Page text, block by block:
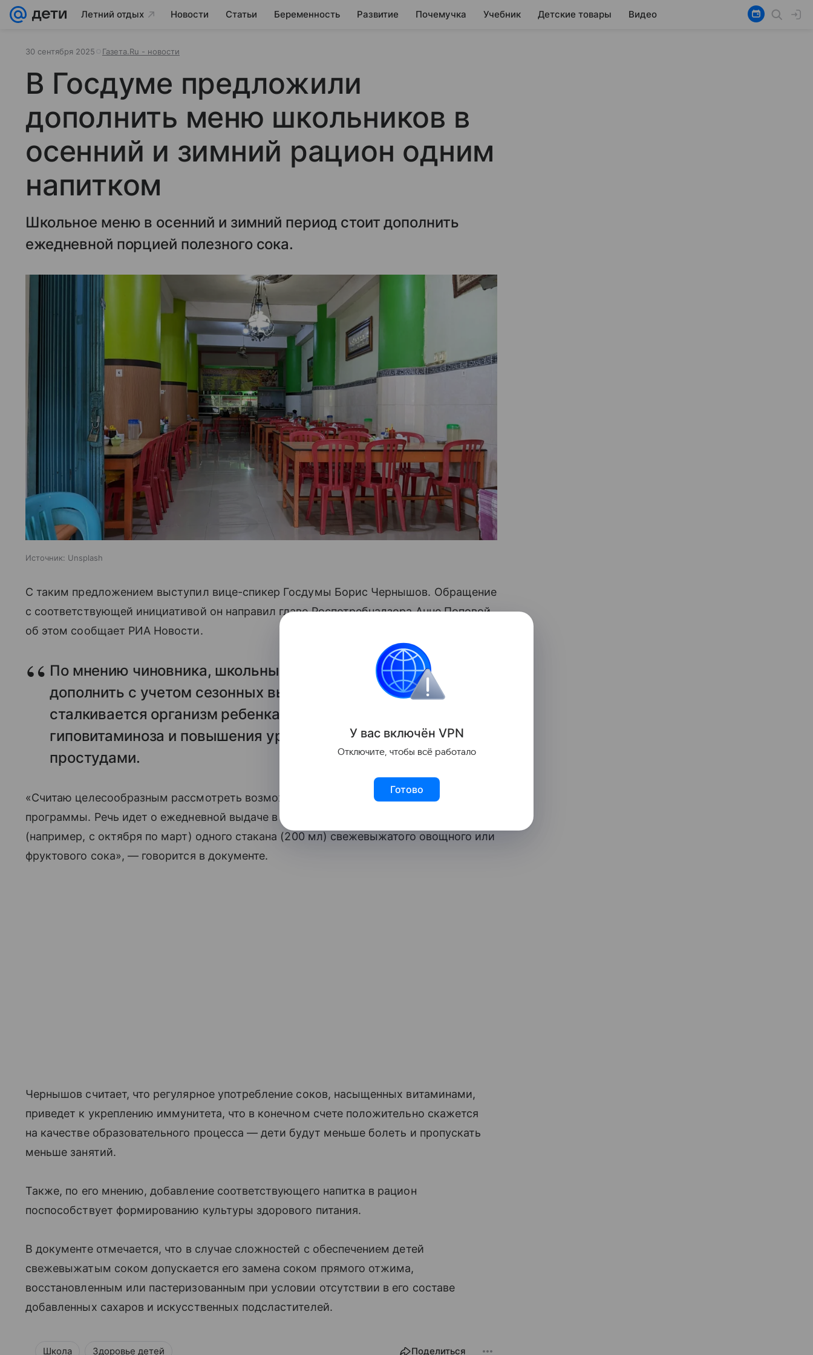
Летний отдых Новости Статьи Беременность Развитие Почемучка Учебник Детские товары Видео
30 сентября 2025 Газета.Ru - новости
В Госдуме предложили
дополнить меню школьников в
осенний и зимний рацион одним
напитком
Школьное меню в осенний и зимний период стоит дополнить
ежедневной порцией полезного сока.
Источник: Unsplash
С таким предложением выступил вице-спикер Госдумы Борис Чернышов. Обращение
с соответствующей инициативой он направил главе Роспотребнадзора Анне Поповой,
об этом сообщает РИА Новости.
По мнению чиновника, школьный рацион необходимо
дополнить с учетом сезонных вызовов, с которыми
сталкивается организм ребенка — риском развития
гиповитаминоза и повышения уровня заболеваемости
простудами.
«Считаю целесообразным рассмотреть возможность дополнения существующей
программы. Речь идет о ежедневной выдаче в течение осенне-зимнего периода
(например, с октября по март) одного стакана (200 мл) свежевыжатого овощного или
фруктового сока», — говорится в документе.
Чернышов считает, что регулярное употребление соков, насыщенных витаминами,
приведет к укреплению иммунитета, что в конечном счете положительно скажется
на качестве образовательного процесса — дети будут меньше болеть и пропускать
меньше занятий.
Также, по его мнению, добавление соответствующего напитка в рацион
поспособствует формированию культуры здорового питания.
В документе отмечается, что в случае сложностей с обеспечением детей
свежевыжатым соком допускается его замена соком прямого отжима,
восстановленным или пастеризованным при условии отсутствии в его составе
добавленных сахаров и искусственных подсластителей.
Школа Здоровье детей Поделиться
У вас включён VPN
Отключите, чтобы всё работало
Готово